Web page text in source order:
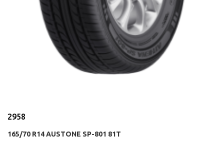
2958
165/70 R14 AUSTONE SP-801 81T